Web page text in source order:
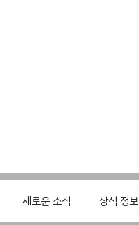
새로운 소식 상식 정보